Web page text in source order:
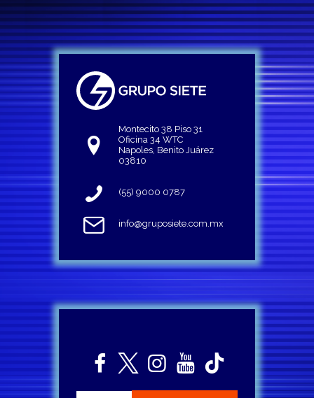
Montecito 38 Piso 31
Oficina 34 WTC
Napoles, Benito Juárez
03810
(55) 9000 0787
info@gruposiete.com.mx